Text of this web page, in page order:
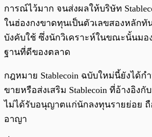
การณ์ไว้มาก จนส่งผลให้บริษัท
ในฮ่องกงขาดทุนเป็นตัวเลขสองหลัก
บังคับใช้ ซึ่งนักวิเคราะห์ในขณะนั้นมอ
ฐานที่ดีของตลาด
กฎหมาย Stablecoin ฉบับใหม่นี้ยังได้ก
ขายหรือส่งเสริม Stablecoin ที่อ้างอิงกั
ไม่ได้รับอนุญาตแก่นักลงทุนรายย่อย ถื
อาญา